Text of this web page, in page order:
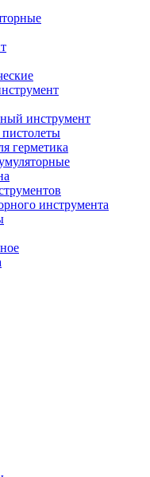
инструмент
герметика
инструмента